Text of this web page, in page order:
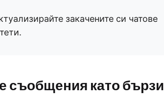
закачените си чатове
съобщения като бързи